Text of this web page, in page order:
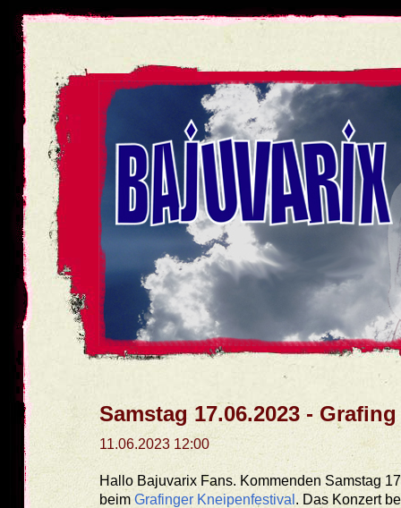
Samstag 17.06.2023 -
11.06.2023 12:00
Hallo Bajuvarix Fans. Kommenden Samstag
beim Grafinger Kneipenfestival. Das Konzert